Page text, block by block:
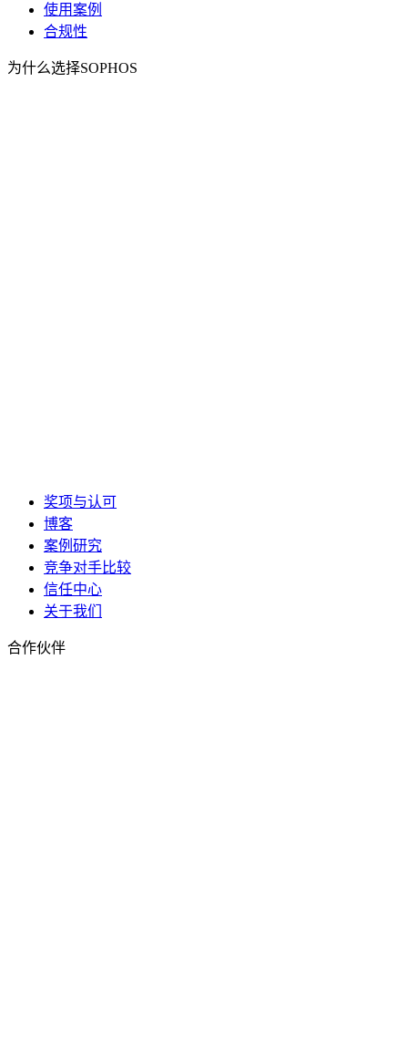
使用案例
合规性
为什么选择SOPHOS
奖项与认可
博客
案例研究
竞争对手比较
信任中心
关于我们
合作伙伴